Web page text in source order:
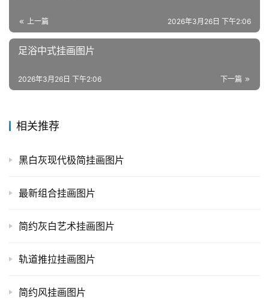
上一篇 2026年3月26日 下午2:06
足浴中式挂画图片
下一篇
2026年3月26日 下午2:06
相关推荐
黑白灰现代极简挂画图片
最新组合挂画图片
简约灰白艺术挂画图片
轨道推拉挂画图片
简约风挂画图片